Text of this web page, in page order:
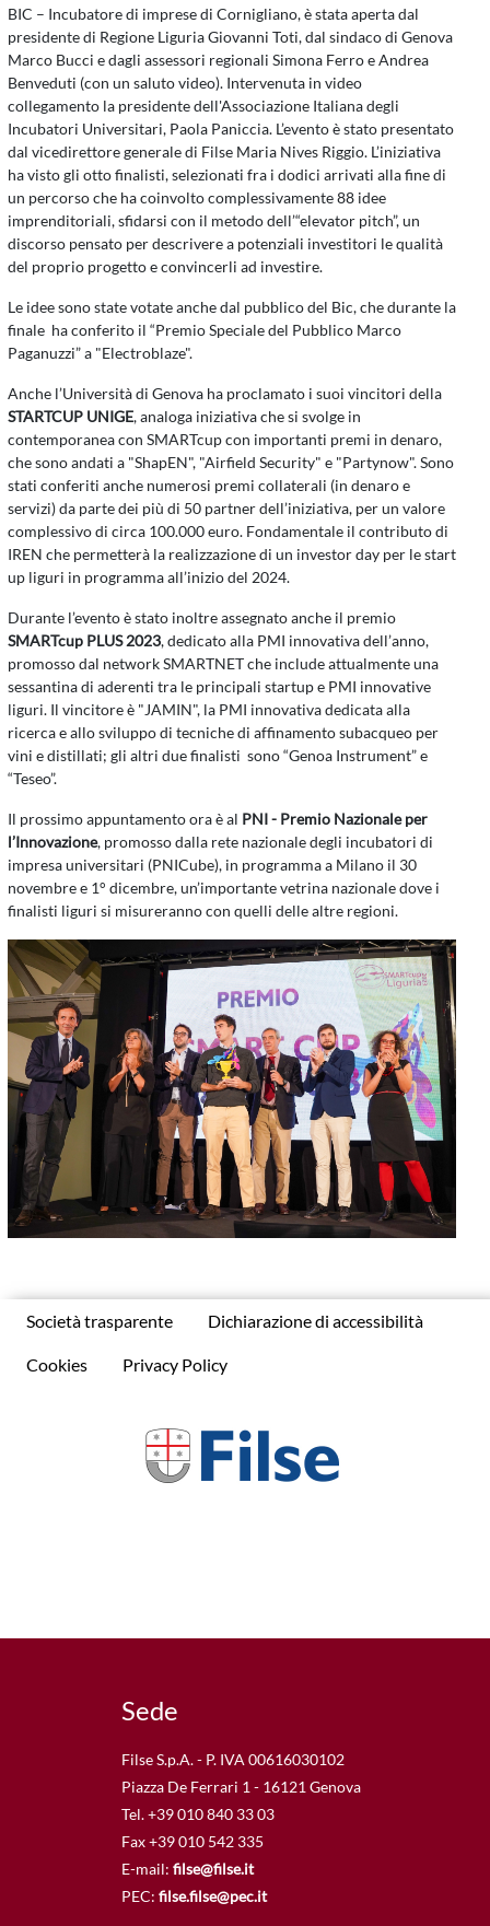
BIC – Incubatore di imprese di Cornigliano, è stata aperta dal
presidente di Regione Liguria Giovanni Toti, dal sindaco di Genova
Marco Bucci e dagli assessori regionali Simona Ferro e Andrea
Benveduti (con un saluto video). Intervenuta in video
collegamento la presidente dell'Associazione Italiana degli
Incubatori Universitari, Paola Paniccia. L’evento è stato presentato
dal vicedirettore generale di Filse Maria Nives Riggio. L’iniziativa
ha visto gli otto finalisti, selezionati fra i dodici arrivati alla fine di
un percorso che ha coinvolto complessivamente 88 idee
imprenditoriali, sfidarsi con il metodo dell’“elevator pitch”, un
discorso pensato per descrivere a potenziali investitori le qualità
del proprio progetto e convincerli ad investire.
Le idee sono state votate anche dal pubblico del Bic, che durante la
finale ha conferito il “Premio Speciale del Pubblico Marco
Paganuzzi” a "Electroblaze".
Anche l’Università di Genova ha proclamato i suoi vincitori della
STARTCUP UNIGE, analoga iniziativa che si svolge in
contemporanea con SMARTcup con importanti premi in denaro,
che sono andati a "ShapEN", "Airfield Security" e "Partynow". Sono
stati conferiti anche numerosi premi collaterali (in denaro e
servizi) da parte dei più di 50 partner dell’iniziativa, per un valore
complessivo di circa 100.000 euro. Fondamentale il contributo di
IREN che permetterà la realizzazione di un investor day per le start
up liguri in programma all’inizio del 2024.
Durante l’evento è stato inoltre assegnato anche il premio
SMARTcup PLUS 2023, dedicato alla PMI innovativa dell’anno,
promosso dal network SMARTNET che include attualmente una
sessantina di aderenti tra le principali startup e PMI innovative
liguri. Il vincitore è "JAMIN", la PMI innovativa dedicata alla
ricerca e allo sviluppo di tecniche di affinamento subacqueo per
vini e distillati; gli altri due finalisti sono “Genoa Instrument” e
“Teseo”.
Il prossimo appuntamento ora è al PNI - Premio Nazionale per
l’Innovazione, promosso dalla rete nazionale degli incubatori di
impresa universitari (PNICube), in programma a Milano il 30
novembre e 1° dicembre, un’importante vetrina nazionale dove i
finalisti liguri si misureranno con quelli delle altre regioni.
Società trasparente Dichiarazione di accessibilità
Cookies Privacy Policy
Sede
Filse S.p.A. - P. IVA 00616030102
Piazza De Ferrari 1 - 16121 Genova
Tel. +39 010 840 33 03
Fax +39 010 542 335
E-mail: filse@filse.it
PEC: filse.filse@pec.it